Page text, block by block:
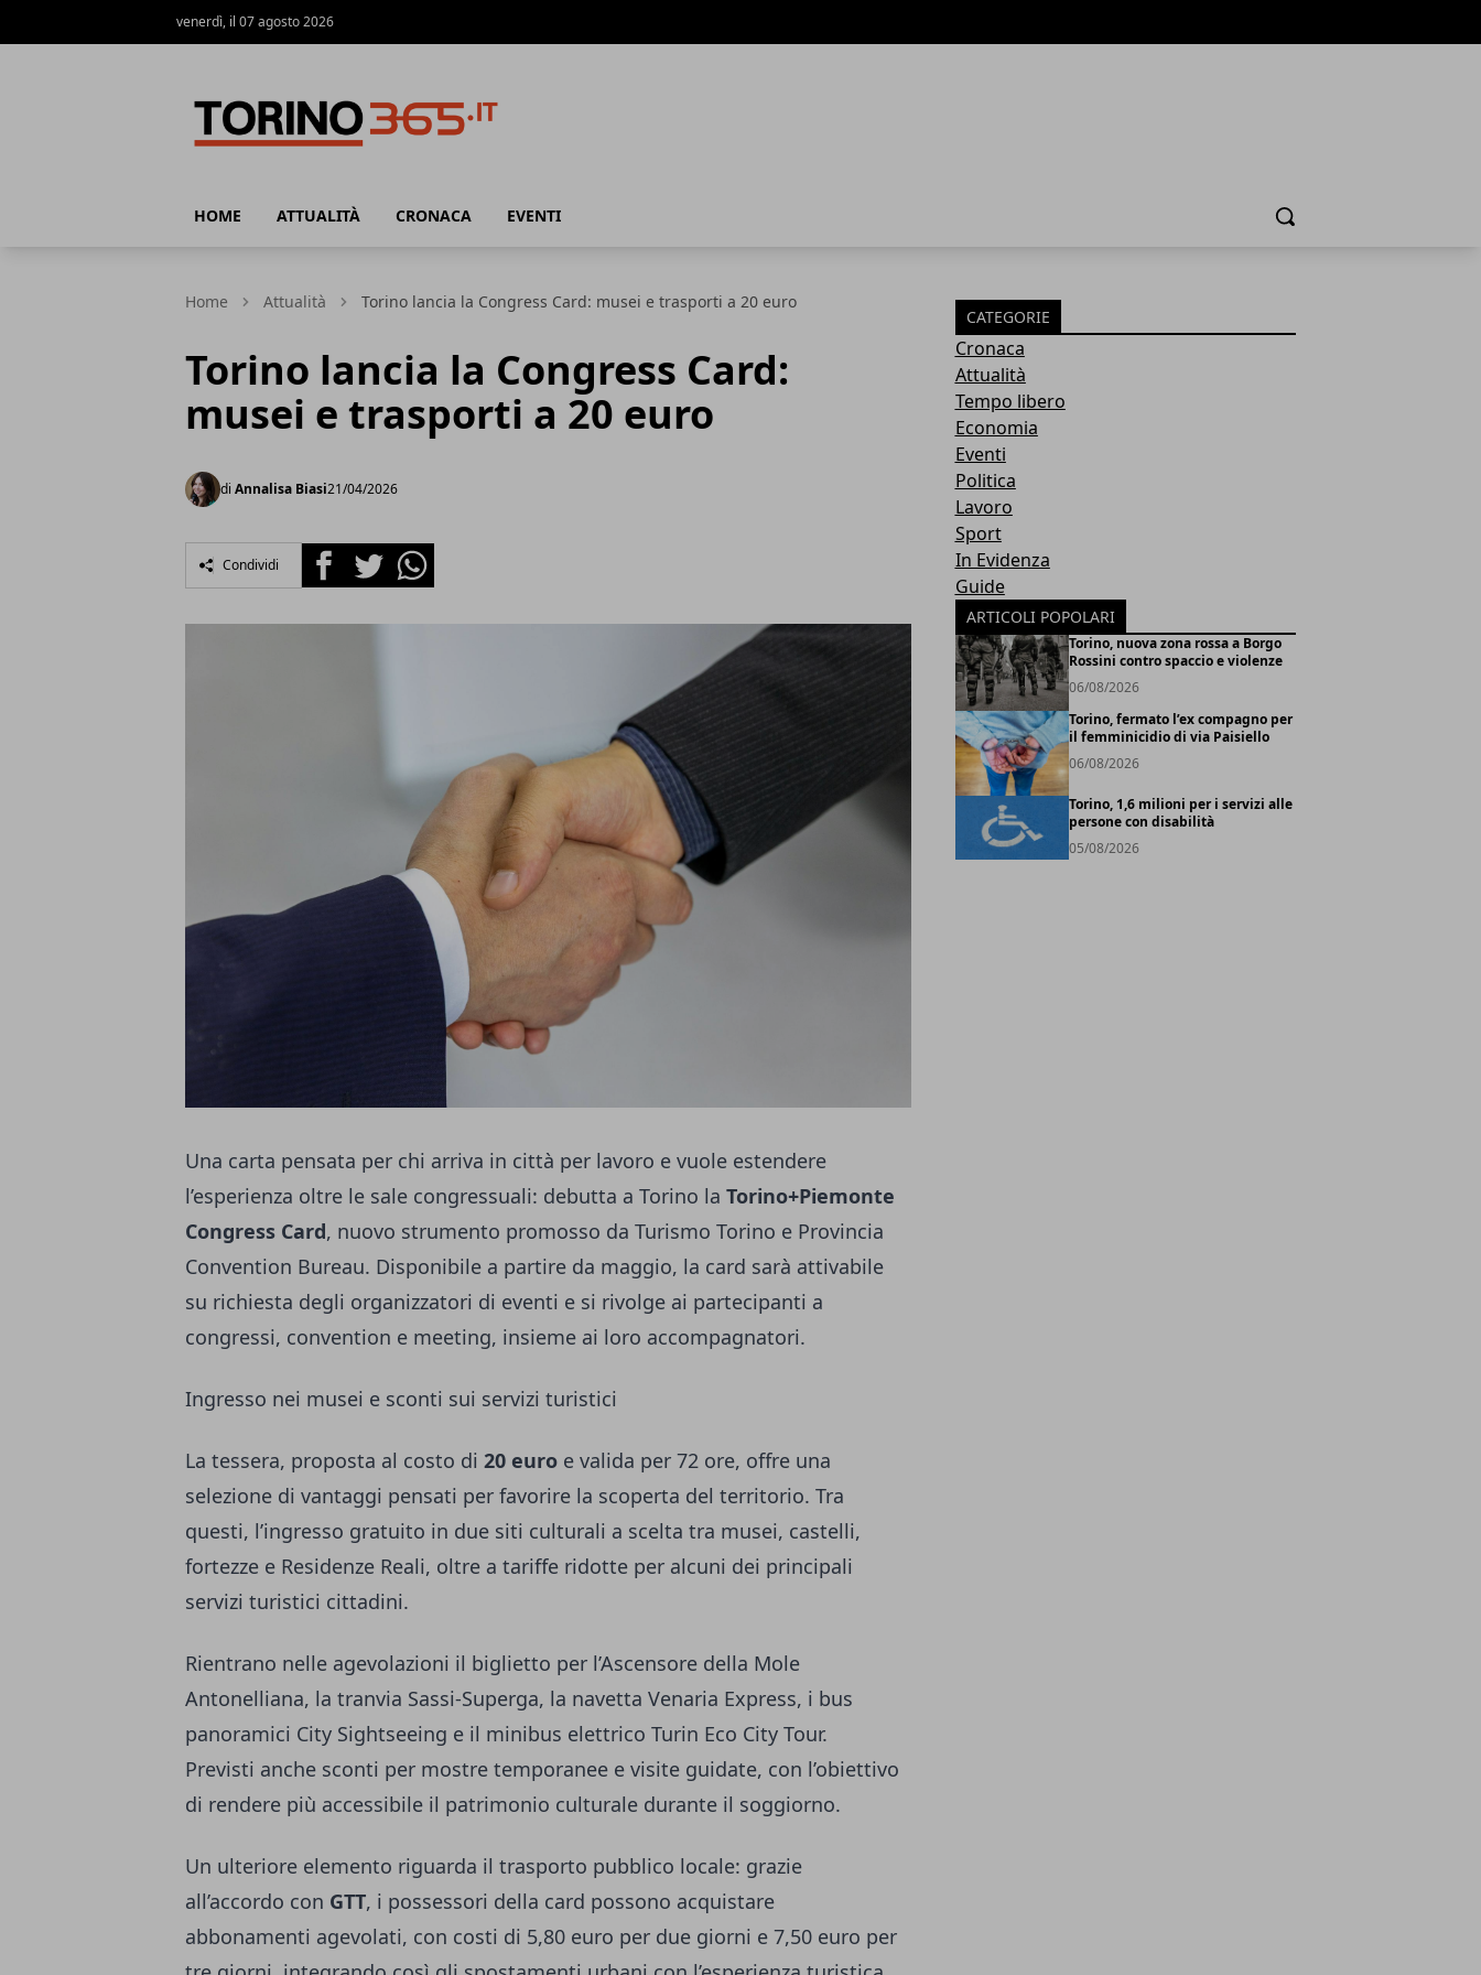
venerdì, il 07 agosto 2026
HOME ATTUALITÀ CRONACA EVENTI Cerca
Home Attualità Torino lancia la Congress Card: musei e trasporti a 20 euro
Torino lancia la Congress Card:
musei e trasporti a 20 euro
di Annalisa Biasi21/04/2026
Condividi FacebookTwitterWhatsapp
Una carta pensata per chi arriva in città per lavoro e vuole estendere
l’esperienza oltre le sale congressuali: debutta a Torino la Torino+Piemonte
Congress Card, nuovo strumento promosso da Turismo Torino e Provincia
Convention Bureau. Disponibile a partire da maggio, la card sarà attivabile
su richiesta degli organizzatori di eventi e si rivolge ai partecipanti a
congressi, convention e meeting, insieme ai loro accompagnatori.
Ingresso nei musei e sconti sui servizi turistici
La tessera, proposta al costo di 20 euro e valida per 72 ore, offre una
selezione di vantaggi pensati per favorire la scoperta del territorio. Tra
questi, l’ingresso gratuito in due siti culturali a scelta tra musei, castelli,
fortezze e Residenze Reali, oltre a tariffe ridotte per alcuni dei principali
servizi turistici cittadini.
Rientrano nelle agevolazioni il biglietto per l’Ascensore della Mole
Antonelliana, la tranvia Sassi-Superga, la navetta Venaria Express, i bus
panoramici City Sightseeing e il minibus elettrico Turin Eco City Tour.
Previsti anche sconti per mostre temporanee e visite guidate, con l’obiettivo
di rendere più accessibile il patrimonio culturale durante il soggiorno.
Un ulteriore elemento riguarda il trasporto pubblico locale: grazie
all’accordo con GTT, i possessori della card possono acquistare
abbonamenti agevolati, con costi di 5,80 euro per due giorni e 7,50 euro per
CATEGORIE
Cronaca
Attualità
Tempo libero
Economia
Eventi
Politica
Lavoro
Sport
In Evidenza
Guide
ARTICOLI POPOLARI
Torino, nuova zona rossa a Borgo
Rossini contro spaccio e violenze
06/08/2026
Torino, fermato l’ex compagno per
il femminicidio di via Paisiello
06/08/2026
Torino, 1,6 milioni per i servizi alle
persone con disabilità
05/08/2026